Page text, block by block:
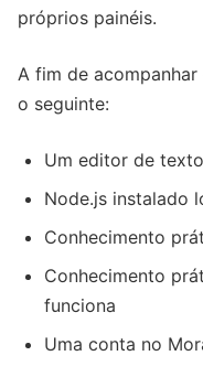
próprios painéis.
A fim de
o seguinte:
Um editor de texto
Node.js instalado
Conhecimento
Conhecimento
funciona
Uma conta no